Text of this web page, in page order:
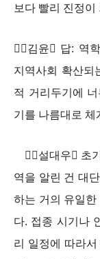
보다 빨리 진정
김윤 답: 역
지역사회 확산되
적 거리두기에
기를 나름대로 체
설대우 초
역을 알린 건 대
하는 거의 유일한
다. 접종 시기나
리 일정에 따라